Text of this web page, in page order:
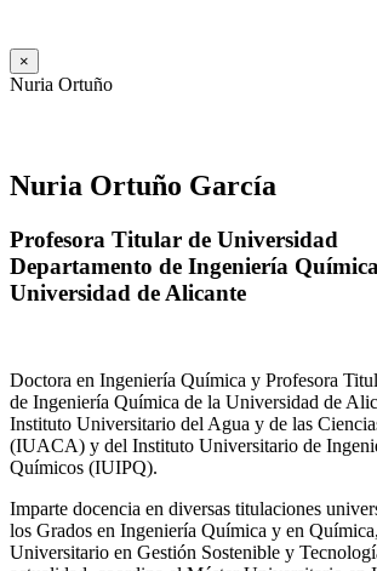
×
Nuria Ortuño
Nuria Ortuño García
Profesora Titular de Universidad
Departamento de Ingeniería Química
Universidad de Alicante
Doctora en Ingeniería Química y Profesora
de Ingeniería Química de la Universidad de
Instituto Universitario del Agua y de las
(IUACA) y del Instituto Universitario de
Químicos (IUIPQ).
Imparte docencia en diversas titulaciones
los Grados en Ingeniería Química y en
Universitario en Gestión Sostenible y